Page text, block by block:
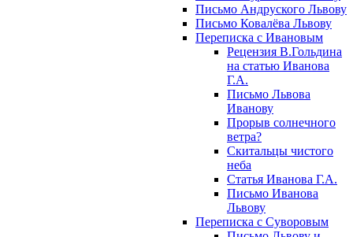
Письмо Андруского Львову
Письмо Ковалёва Львову
Переписка с Ивановым
Рецензия В.Гольдина
на статью Иванова
Г.А.
Письмо Львова
Иванову
Прорыв солнечного
ветра?
Скитальцы чистого
неба
Статья Иванова Г.А.
Письмо Иванова
Львову
Переписка с Суворовым